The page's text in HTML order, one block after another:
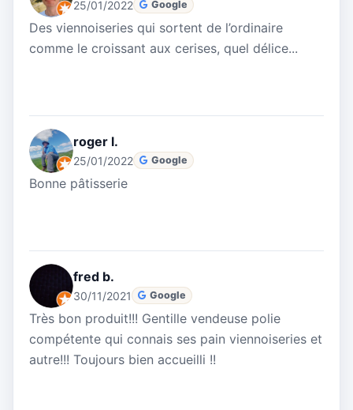
25/01/2022 Google
Des viennoiseries qui sortent de l’ordinaire
comme le croissant aux cerises, quel délice...
roger l.
25/01/2022 Google
Bonne pâtisserie
fred b.
30/11/2021 Google
Très bon produit!!! Gentille vendeuse polie
compétente qui connais ses pain viennoiseries et
autre!!! Toujours bien accueilli !!